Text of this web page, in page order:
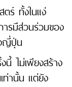
ร์ ทั้งในแง่
รมีส่วนร่วมของ
ญี่ปุ่น
ไม่เพียงสร้าง
ท่านั้น แต่ยัง